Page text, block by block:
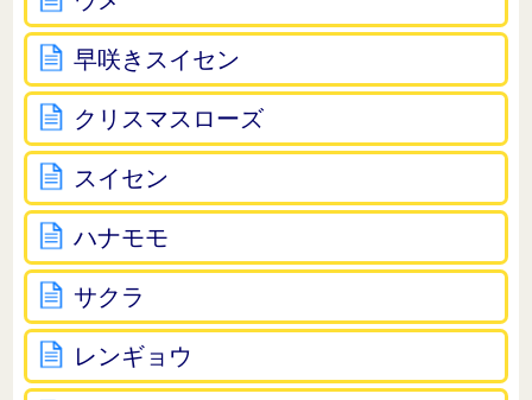
早咲きスイセン
クリスマスローズ
スイセン
ハナモモ
サクラ
レンギョウ